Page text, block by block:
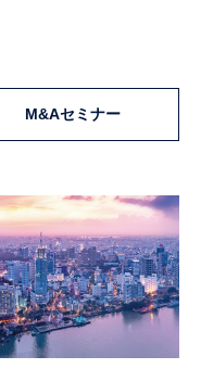
M&Aセミナー